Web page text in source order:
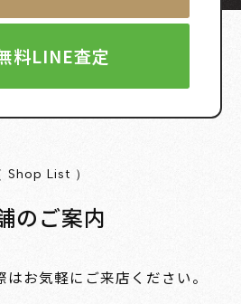
料LINE査定
Shop List ）
のご案内
お気軽にご来店ください。